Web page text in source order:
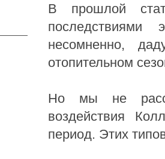
В прошлой
последствиями
несомненно,
отопительном
Но мы не
воздействия
период. Этих